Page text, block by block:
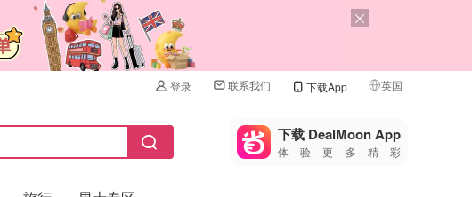
登录 联系我们 下载App 英国
🇺🇸
🇨🇳 中国
下载 DealMoon App
体验更多精彩